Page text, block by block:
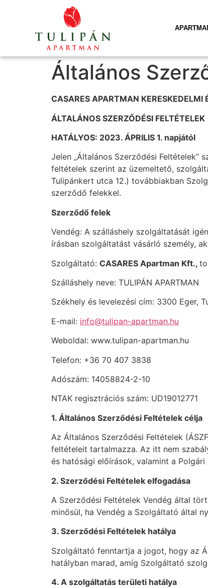
Általános
CASARES APARTMAN KERESKEDELMI
ÁLTALÁNOS SZERZŐDÉSI FELTÉTELEK
HATÁLYOS: 2023. ÁPRILIS 1. napjától
Jelen „Általános Szerződési Feltételek”
feltételek szerint az üzemeltető,
Tulipánkert utca 12.) továbbiakban
szerződő felekkel.
Szerződő felek
Vendég: A szálláshely szolgáltatását
írásban szolgáltatást vásárló személy,
Szolgáltató: CASARES Apartman Kft.,
Szálláshely neve: TULIPÁN APARTMAN
Székhely és levelezési cím: 3300 Eger,
E-mail: info@tulipan-apartman.hu
Weboldal: www.tulipan-apartman.hu
Telefon: +36 70 407 3838
Adószám: 14058824-2-10
NTAK regisztrációs szám: UD19012771
1. Általános Szerződési Feltételek célja
Az Általános Szerződési Feltételek
feltételeit tartalmazza. Az itt nem
és hatósági előírások, valamint a
2. Szerződési Feltételek elfogadása
A Szerződési Feltételek Vendég által
minősül, ha Vendég a Szolgáltató által
3. Szerződési Feltételek hatálya
Szolgáltató fenntartja a jogot, hogy az
hatályban marad, amíg Szolgáltató
4. A szolgáltatás területi hatálya